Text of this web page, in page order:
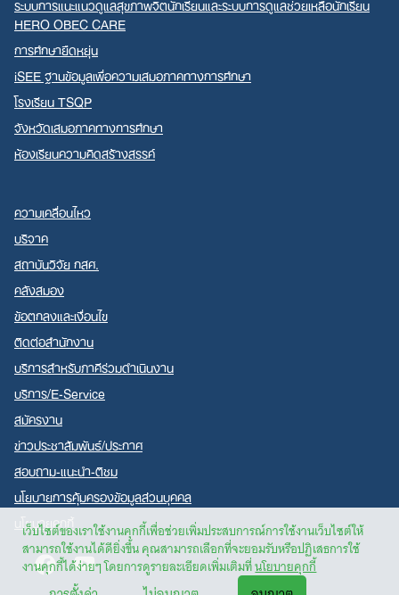
เว็บไซต์ของเราใช้งานคุกกี้เพื่อช่วยเพิ่มประสบการณ์การใช้งานเว็บไซต์ให้
สามารถใช้งานได้ดียิ่งขึ้น คุณสามารถเลือกที่จะยอมรับหรือปฏิเสธการใช้
งานคุกกี้ได้ง่ายๆ โดยการดูรายละเอียดเพิ่มเติมที่นโยบายคุกกี้
HERO OBEC CARE
การศึกษายืดหยุ่น
iSEE ฐานข้อมูลเพื่อความเสมอภาคทางการศึกษา
โรงเรียน TSQP
จังหวัดเสมอภาคทางการศึกษา
ห้องเรียนความคิดสร้างสรรค์
ความเคลื่อนไหว
บริจาค
สถาบันวิจัย กสศ.
คลังสมอง
ข้อตกลงและเงื่อนไข
ติดต่อสำนักงาน
บริการสำหรับภาคีร่วมดำเนินงาน
บริการ/E-Service
สมัครงาน
ข่าวประชาสัมพันธ์/ประกาศ
สอบถาม-แนะนำ-ติชม
นโยบายการคุ้มครองข้อมูลส่วนบุคคล
นโยบายคุกกี้
FacebookYoutube